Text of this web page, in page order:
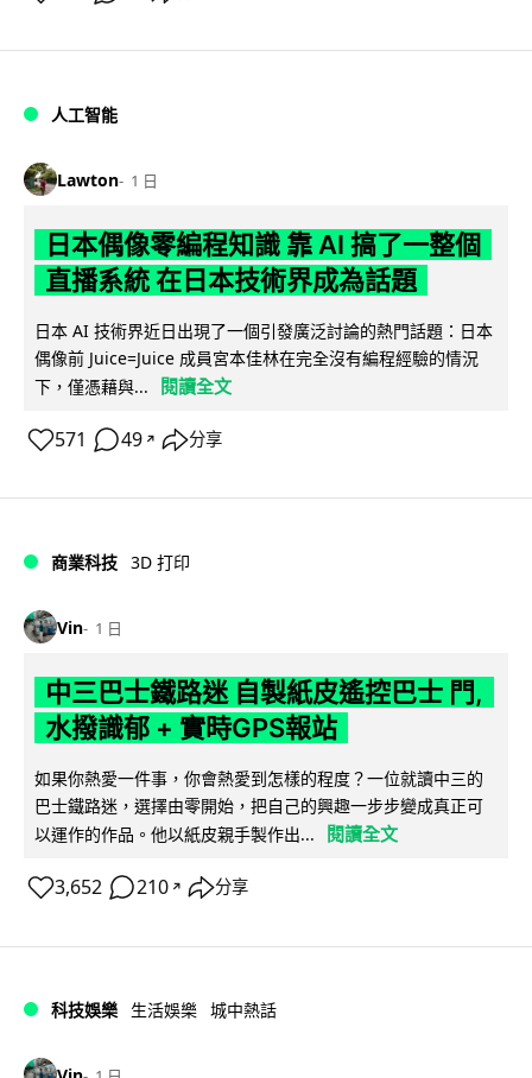
人工智能
Lawton 1 日
日本偶像零編程知識 靠 AI 搞了一整個
直播系統 在日本技術界成為話題
日本 AI 技術界近日出現了一個引發廣泛討論的熱門話題：日本
偶像前 Juice=Juice 成員宮本佳林在完全沒有編程經驗的情況
下，僅憑藉與...
閱讀全文
571 49 ↗ 分享
商業科技 3D 打印
Vin 1 日
中三巴士鐵路迷 自製紙皮遙控巴士 門,
水撥識郁 + 實時GPS報站
如果你熱愛一件事，你會熱愛到怎樣的程度？一位就讀中三的
巴士鐵路迷，選擇由零開始，把自己的興趣一步步變成真正可
以運作的作品。他以紙皮親手製作出...
閱讀全文
3,652 210 ↗ 分享
科技娛樂 生活娛樂 城中熱話